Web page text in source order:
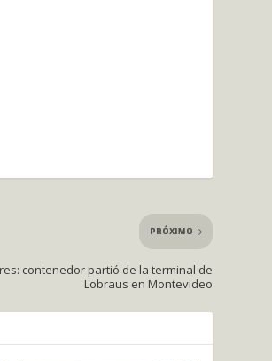
PRÓXIMO
contenedor partió de la terminal de
Lobraus en Montevideo